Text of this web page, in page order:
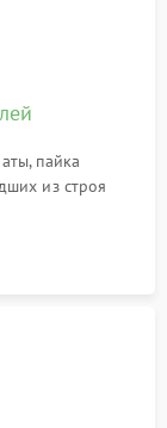
пайка
из строя
шлейфов и